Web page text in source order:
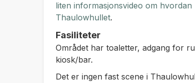
liten informasjonsvideo om
Thaulowhullet.
Fasiliteter
Området har toaletter, adgang for
kiosk/bar.
Det er ingen fast scene i